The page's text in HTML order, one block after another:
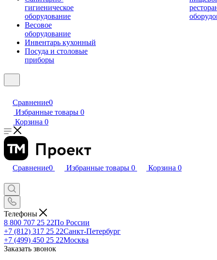
гигиеническое
оборудование
Весовое
оборудование
Инвентарь кухонный
Посуда и столовые
приборы
Сравнение0
Избранные товары 0
Корзина 0
Сравнение0 Избранные товары 0 Корзина 0
Телефоны
8 800 707 25 22По России
+7 (812) 317 25 22Санкт-Петербург
+7 (499) 450 25 22Москва
Заказать звонок